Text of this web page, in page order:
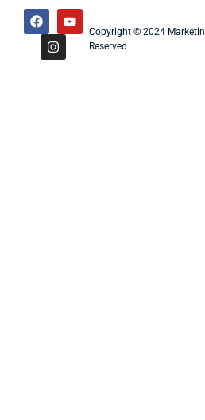
Copyright © 2024
Reserved